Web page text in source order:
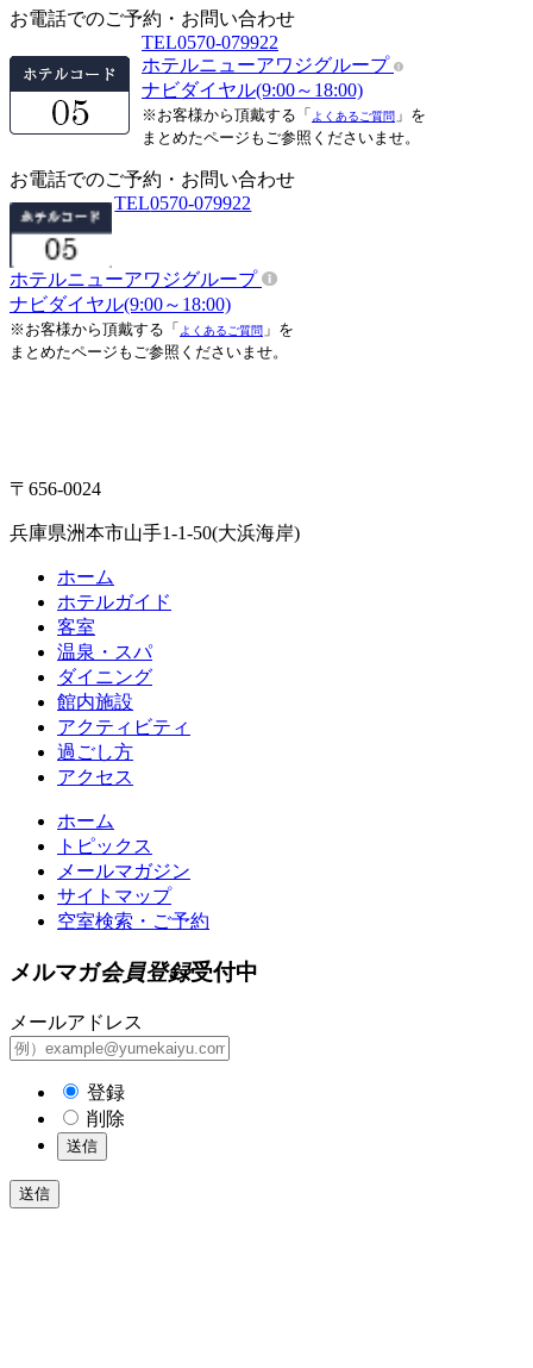
お電話でのご予約・お問い合わせ
TEL0570-079922
ホテルニューアワジグループ
ナビダイヤル(9:00～18:00)
※お客様から頂戴する「 よくあるご質問 」を
まとめたページもご参照くださいませ。
お電話でのご予約・お問い合わせ
TEL0570-079922
ホテルニューアワジグループ
ナビダイヤル(9:00～18:00)
※お客様から頂戴する「 よくあるご質問 」を
まとめたページもご参照くださいませ。
〒656-0024
兵庫県洲本市山手1-1-50(大浜海岸)
ホーム
ホテルガイド
客室
温泉・スパ
ダイニング
館内施設
アクティビティ
過ごし方
アクセス
ホーム
トピックス
メールマガジン
サイトマップ
空室検索・ご予約
メルマガ会員登録受付中
メールアドレス
登録
削除